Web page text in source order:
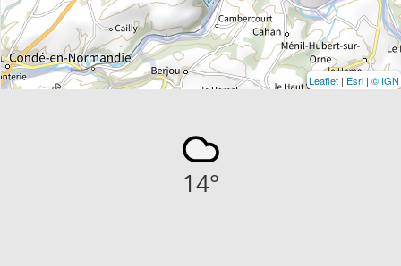
Leaflet | Esri | © IGN
14°